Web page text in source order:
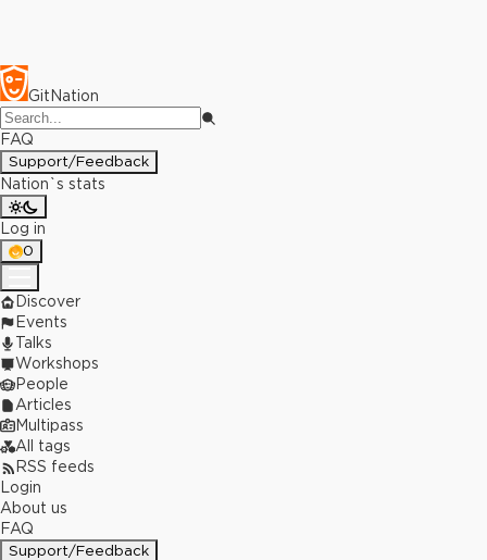
GitNation
FAQ
Support/Feedback
Nation`s stats
Log in
0
Discover
Events
Talks
Workshops
People
Articles
Multipass
All tags
RSS feeds
Login
About us
FAQ
Support/Feedback